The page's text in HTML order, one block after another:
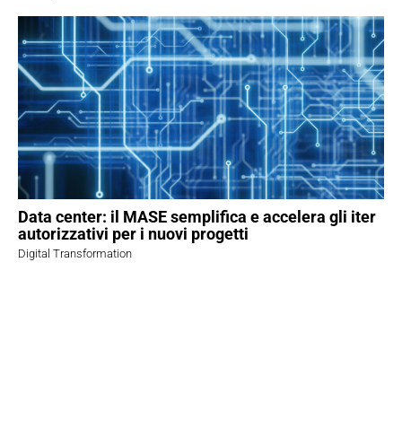
Data center: il MASE semplifica e accelera gli iter
autorizzativi per i nuovi progetti
Digital Transformation